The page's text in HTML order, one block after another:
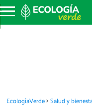
EcologíaVerde Salud y